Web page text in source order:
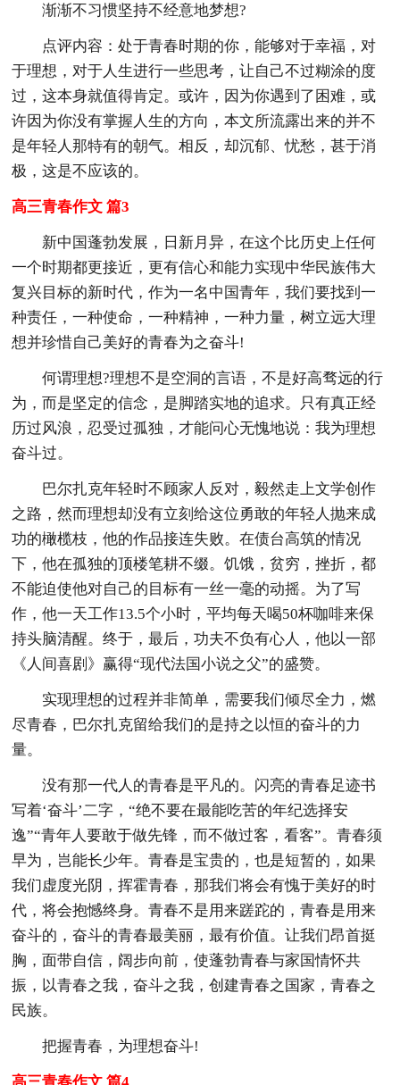
渐渐不习惯坚持不经意地梦想?
点评内容：处于青春时期的你，能够对于幸福，对
于理想，对于人生进行一些思考，让自己不过糊涂的度
过，这本身就值得肯定。或许，因为你遇到了困难，或
许因为你没有掌握人生的方向，本文所流露出来的并不
是年轻人那特有的朝气。相反，却沉郁、忧愁，甚于消
极，这是不应该的。
高三青春作文 篇3
新中国蓬勃发展，日新月异，在这个比历史上任何
一个时期都更接近，更有信心和能力实现中华民族伟大
复兴目标的新时代，作为一名中国青年，我们要找到一
种责任，一种使命，一种精神，一种力量，树立远大理
想并珍惜自己美好的青春为之奋斗!
何谓理想?理想不是空洞的言语，不是好高骛远的行
为，而是坚定的信念，是脚踏实地的追求。只有真正经
历过风浪，忍受过孤独，才能问心无愧地说：我为理想
奋斗过。
巴尔扎克年轻时不顾家人反对，毅然走上文学创作
之路，然而理想却没有立刻给这位勇敢的年轻人抛来成
功的橄榄枝，他的作品接连失败。在债台高筑的情况
下，他在孤独的顶楼笔耕不缀。饥饿，贫穷，挫折，都
不能迫使他对自己的目标有一丝一毫的动摇。为了写
作，他一天工作13.5个小时，平均每天喝50杯咖啡来保
持头脑清醒。终于，最后，功夫不负有心人，他以一部
《人间喜剧》赢得“现代法国小说之父”的盛赞。
实现理想的过程并非简单，需要我们倾尽全力，燃
尽青春，巴尔扎克留给我们的是持之以恒的奋斗的力
量。
没有那一代人的青春是平凡的。闪亮的青春足迹书
写着‘奋斗’二字，“绝不要在最能吃苦的年纪选择安
逸”“青年人要敢于做先锋，而不做过客，看客”。青春须
早为，岂能长少年。青春是宝贵的，也是短暂的，如果
我们虚度光阴，挥霍青春，那我们将会有愧于美好的时
代，将会抱憾终身。青春不是用来蹉跎的，青春是用来
奋斗的，奋斗的青春最美丽，最有价值。让我们昂首挺
胸，面带自信，阔步向前，使蓬勃青春与家国情怀共
振，以青春之我，奋斗之我，创建青春之国家，青春之
民族。
把握青春，为理想奋斗!